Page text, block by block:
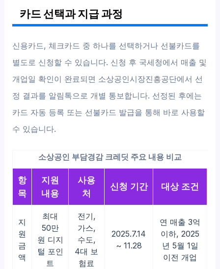
카드 선택과 지급 과정
신용카드, 체크카드 중 하나를 선택하거나 선불카드를
별도로 신청할 수 있습니다. 신청 후 국세청에서 매출 및
개업일 확인이 완료되면 소상공인시장진흥공단에서 선
정 결과를 알림톡으로 개별 통보합니다. 선정된 후에는
카드 자동 등록 또는 선불카드 발급을 통해 바로 사용할
수 있습니다.
소상공인 부담경감 크레딧 주요 내용 비교
항
목
지원
내용
사용
처
신청 기간 대상 조건
지
원
금
액
최대
50만
원 디지
털 포인
트
전기,
가스,
수도,
4대 보
험료
2025.7.14
~ 11.28
연 매출 3억
이하, 2025
년 5월 1일
이전 개업